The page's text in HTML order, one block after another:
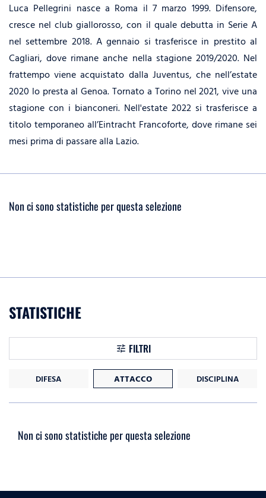
Luca Pellegrini nasce a Roma il 7 marzo 1999. Difensore,
cresce nel club giallorosso, con il quale debutta in Serie A
nel settembre 2018. A gennaio si trasferisce in prestito al
Cagliari, dove rimane anche nella stagione 2019/2020. Nel
frattempo viene acquistato dalla Juventus, che nell’estate
2020 lo presta al Genoa. Tornato a Torino nel 2021, vive una
stagione con i bianconeri. Nell'estate 2022 si trasferisce a
titolo temporaneo all’Eintracht Francoforte, dove rimane sei
mesi prima di passare alla Lazio.
Non ci sono statistiche per questa selezione
STATISTICHE
FILTRI
DIFESA ATTACCO DISCIPLINA
Non ci sono statistiche per questa selezione